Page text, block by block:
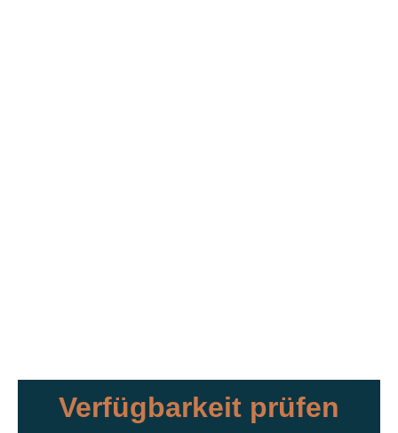
Verfügbarkeit prüfen